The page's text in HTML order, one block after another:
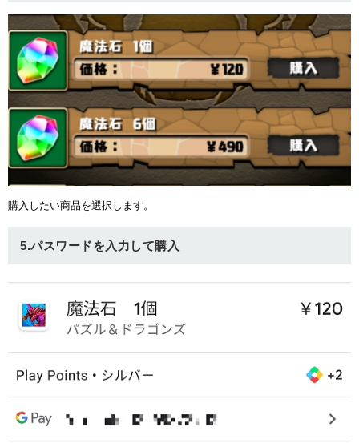
購入したい商品を選択します。
5.パスワードを入力して購入